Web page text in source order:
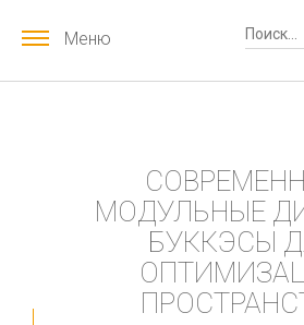
Меню
МОДУЛЬНЫЕ
БУККЭСЫ